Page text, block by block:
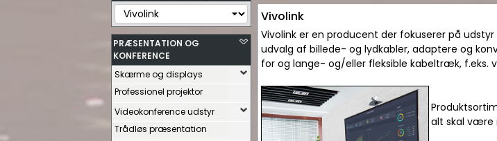
PRÆSENTATION OG
KONFERENCE
Skærme og displays
Professionel projektor
Videokonference udstyr
Trådløs præsentation
AV / Hi-Fi udstyr
Vivolink
Vivolink er en producent der fokuserer på
udvalg af billede- og lydkabler, adaptere og
for og lange- og/eller fleksible kabeltræk, f.eks.
alt skal være